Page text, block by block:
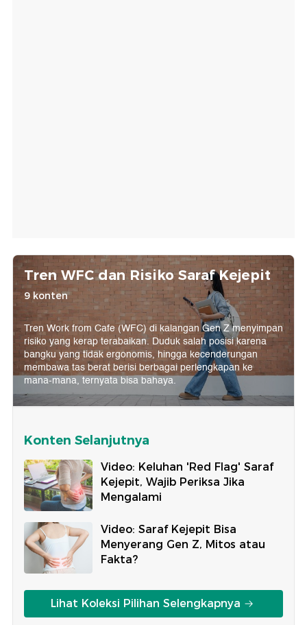
Tren WFC dan Risiko Saraf Kejepit
9 konten
Tren Work from Cafe (WFC) di kalangan Gen Z menyimpan
risiko yang kerap terabaikan. Duduk salah posisi karena
bangku yang tidak ergonomis, hingga kecenderungan
membawa tas berat berisi berbagai perlengkapan ke
mana-mana, ternyata bisa bahaya.
Konten Selanjutnya
Video: Keluhan 'Red Flag' Saraf
Kejepit, Wajib Periksa Jika
Mengalami
Video: Saraf Kejepit Bisa
Menyerang Gen Z, Mitos atau
Fakta?
Lihat Koleksi Pilihan Selengkapnya